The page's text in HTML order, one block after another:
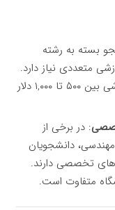
بسته به رشته
متعددی نیاز دارد.
هزینه سالانه خرید کتاب و منابع آموزشی بین ۵۰۰ تا ۱,۰۰۰ دلار
: در برخی از
دانشجویان
تخصصی دارند.
متفاوت است.